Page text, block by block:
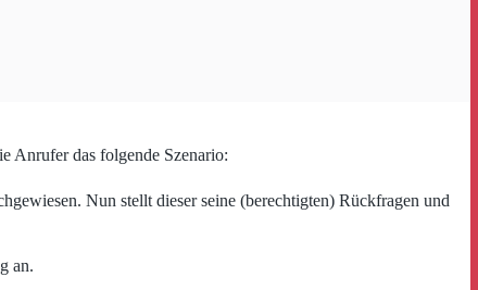
Anrufer das folgende Szenario:
Nun stellt dieser seine (berechtigten) Rückfragen und
an.